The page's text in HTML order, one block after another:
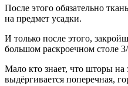
После этого обязательно
на предмет усадки.
И только после этого,
большом раскроечном столе
Мало кто знает, что шторы на
выдёргивается поперечная,